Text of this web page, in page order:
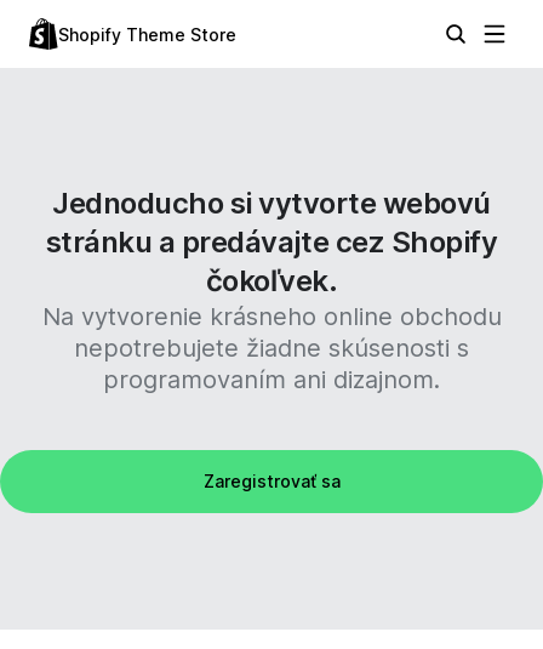
Shopify Theme Store
Jednoducho si vytvorte webovú
stránku a predávajte cez Shopify
čokoľvek.
Na vytvorenie krásneho online obchodu
nepotrebujete žiadne skúsenosti s
programovaním ani dizajnom.
Zaregistrovať sa